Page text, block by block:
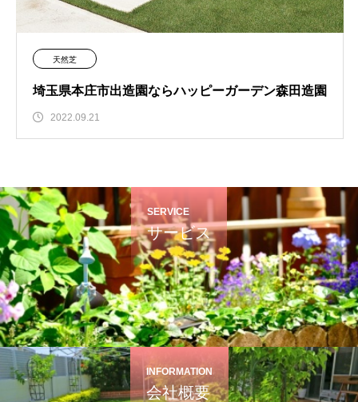
天然芝
埼玉県本庄市出造園ならハッピーガーデン森田造園
2022.09.21
SERVICE
サービス
INFORMATION
会社概要